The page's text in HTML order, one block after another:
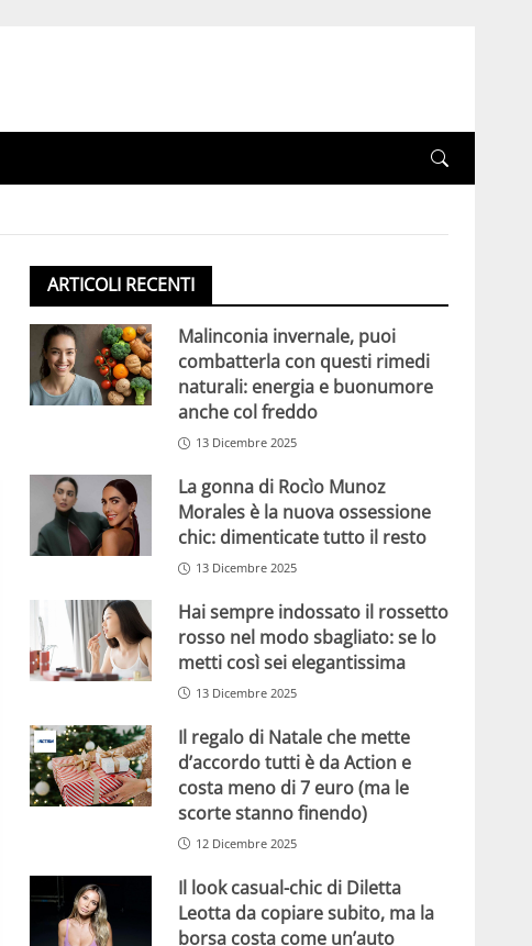
ARTICOLI RECENTI
Malinconia invernale, puoi
combatterla con questi rimedi
naturali: energia e buonumore
anche col freddo
13 Dicembre 2025
La gonna di Rocìo Munoz
Morales è la nuova ossessione
chic: dimenticate tutto il resto
13 Dicembre 2025
Hai sempre indossato il rossetto
rosso nel modo sbagliato: se lo
metti così sei elegantissima
13 Dicembre 2025
Il regalo di Natale che mette
d’accordo tutti è da Action e
costa meno di 7 euro (ma le
scorte stanno finendo)
12 Dicembre 2025
Il look casual-chic di Diletta
Leotta da copiare subito, ma la
borsa costa come un’auto